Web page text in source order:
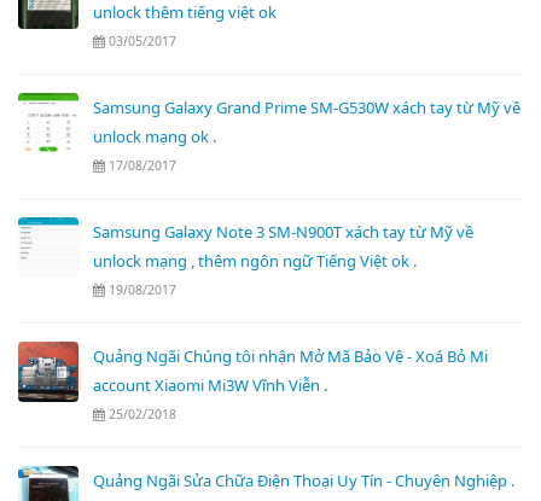
unlock thêm tiếng việt ok
03/05/2017
Samsung Galaxy Grand Prime SM-G530W xách tay từ Mỹ về
unlock mạng ok .
17/08/2017
Samsung Galaxy Note 3 SM-N900T xách tay từ Mỹ về
unlock mạng , thêm ngôn ngữ Tiếng Việt ok .
19/08/2017
Quảng Ngãi Chúng tôi nhận Mở Mã Bảo Vệ - Xoá Bỏ Mi
account Xiaomi Mi3W Vĩnh Viễn .
25/02/2018
Quảng Ngãi Sửa Chữa Điện Thoại Uy Tín - Chuyên Nghiệp .